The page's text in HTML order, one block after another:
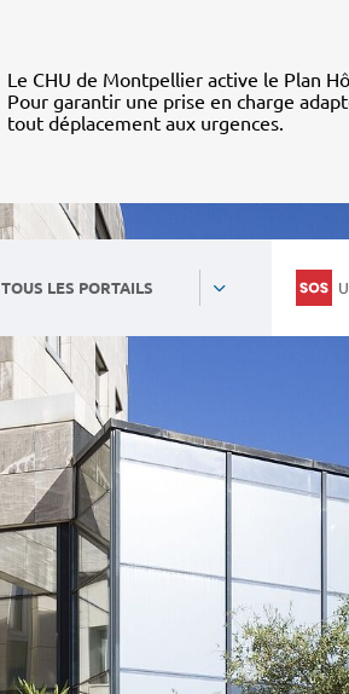
Le CHU de Montpellier active le Plan
Pour garantir une prise en charge
tout déplacement aux urgences.
TOUS LES PORTAILS